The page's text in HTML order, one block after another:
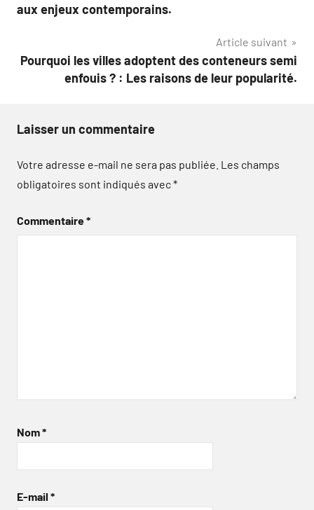
l’article
aux enjeux contemporains.
Article suivant
Pourquoi les villes adoptent des conteneurs semi
enfouis ? : Les raisons de leur popularité.
Laisser un commentaire
Votre adresse e-mail ne sera pas publiée. Les champs
obligatoires sont indiqués avec*
Commentaire*
Nom*
E-mail *